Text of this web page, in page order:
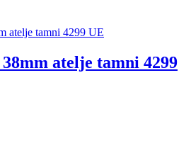
atelje tamni 4299